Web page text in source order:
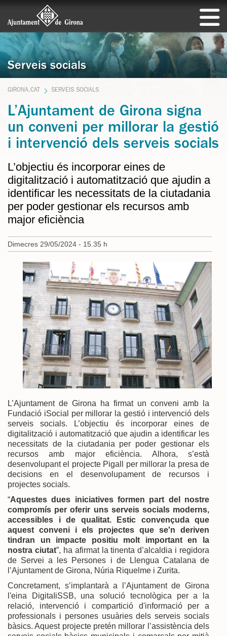
Serveis socials
GIRONA.CAT SERVEIS SOCIALS
L’Ajuntament de Girona signa
un conveni per millorar la gestió
i intervenció dels serveis socials
L’objectiu és incorporar eines de
digitalització i automatització que ajudin a
identificar les necessitats de la ciutadania
per poder gestionar els recursos amb
major eficiència
Dimecres 29/05/2024 - 15.35 h
L’Ajuntament de Girona ha firmat un conveni amb la
Fundació iSocial per millorar la gestió i intervenció dels
serveis socials. L’objectiu és incorporar eines de
digitalització i automatització que ajudin a identificar les
necessitats de la ciutadania per poder gestionar els
recursos amb major eficiència. Alhora, s’està
desenvolupant el projecte Pigall per millorar la presa de
decisions en el desenvolupament de recursos i
projectes socials.
“Aquestes dues iniciatives formen part del nostre
compromís per oferir uns serveis socials moderns,
accessibles i de qualitat. Estic convençuda que
aquest conveni i els projectes que se'n deriven
tindran un impacte positiu molt important en la
nostra ciutat”, ha afirmat la tinenta d’alcaldia i regidora
de Servei a les Persones i de Llengua Catalana de
l’Ajuntament de Girona, Núria Riquelme i Zurita.
Concretament, s’implantarà a l’Ajuntament de Girona
l'eina DigitaIiSSB, una solució tecnològica per a la
relació, intervenció i compartició d'informació per a
professionals i persones usuàries dels serveis socials
bàsics. Aquest projecte pretén millorar l’assistència dels